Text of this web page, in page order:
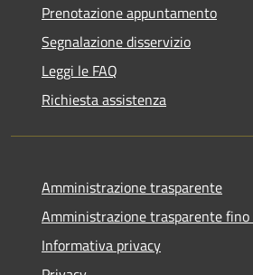
Prenotazione appuntamento
Segnalazione disservizio
Leggi le FAQ
Richiesta assistenza
Amministrazione trasparente
Amministrazione trasparente
Informativa privacy